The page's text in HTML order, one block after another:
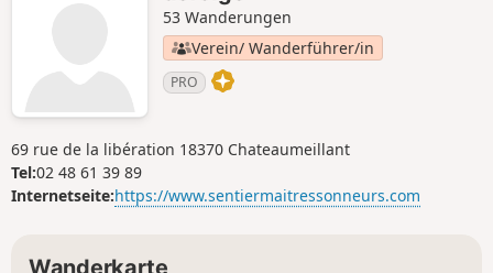
53 Wanderungen
Verein/ Wanderführer/in
PRO
69 rue de la libération 18370 Chateaumeillant
Tel:02 48 61 39 89
Internetseite:https://www.sentiermaitressonneurs.com